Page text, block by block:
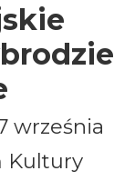
września
Kultury